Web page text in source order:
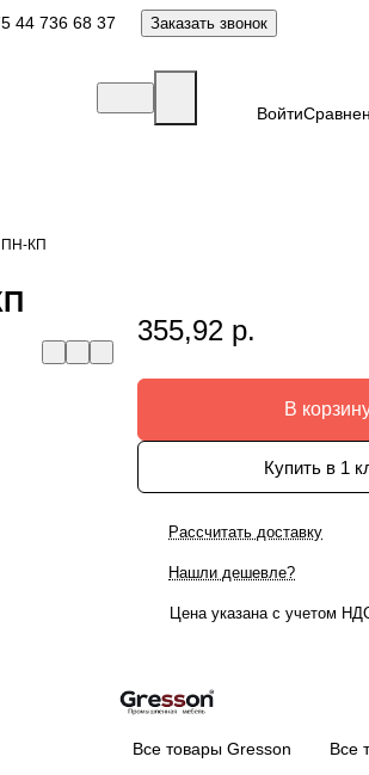
44 736 68 37 Заказать звонок
Войти
ПН-КП
355,92 р.
В
Купить в 1
Рассчитать доставку
Нашли дешевле?
Цена указана с учетом
Все товары Gresson Все